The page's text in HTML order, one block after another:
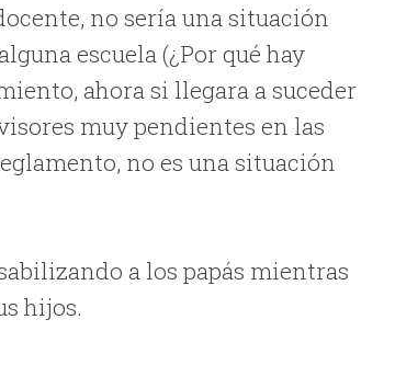
no sería una situación
escuela (¿Por qué hay
ahora si llegara a suceder
muy pendientes en las
no es una situación
a los papás mientras
hijos.